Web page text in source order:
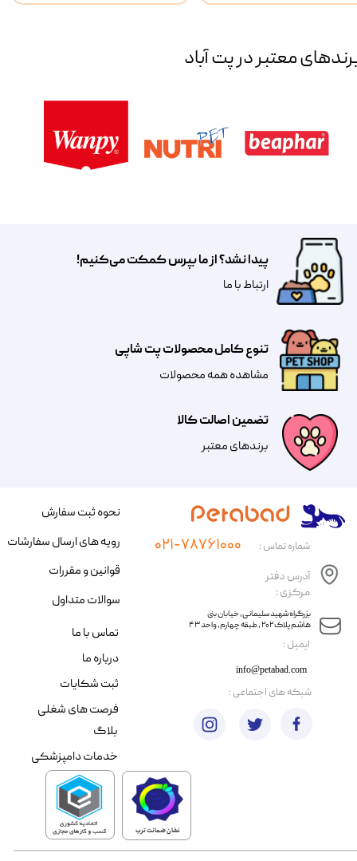
معتبر در پت آباد
تضمین اصالت کالا
​​برندهای معتبر​​​​​​​
تنوع کامل محصولات پت شاپی
مشاهده همه محصولات
پیدا نشد؟ از ما بپرس کمکت می‌کنیم!
​​​ارتباط با ما
​ایمیل :
آدرس دفتر
مرکزی :
info@petabad.com
​​بزرگراه شهید سلیمانی، خیابان بنی
هاشم پلاک ۲۰۲ ، طبقه چهارم، واحد ۴۳
شماره تماس : ۰۲۱-۷۸۷۶۱۰۰۰
نحوه ثبت سفارش
رویه های ارسال سفارشات
قوانین و مقررات
سوالات متداول
تماس با ما
درباره ما
ثبت شکایات
فرصت های شغلی
​شبکه های اجتماعی :
بلاگ
خدمات دامپزشکی
نشان ضمانت ترب